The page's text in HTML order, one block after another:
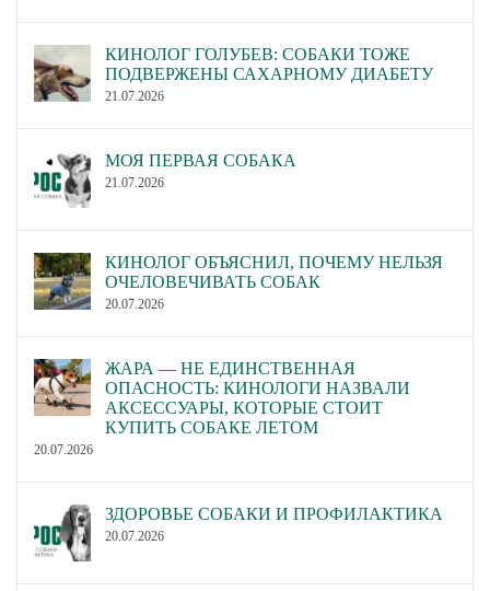
КИНОЛОГ ГОЛУБЕВ: СОБАКИ ТОЖЕ
ПОДВЕРЖЕНЫ САХАРНОМУ ДИАБЕТУ
21.07.2026
МОЯ ПЕРВАЯ СОБАКА
21.07.2026
КИНОЛОГ ОБЪЯСНИЛ, ПОЧЕМУ НЕЛЬЗЯ
ОЧЕЛОВЕЧИВАТЬ СОБАК
20.07.2026
ЖАРА — НЕ ЕДИНСТВЕННАЯ
ОПАСНОСТЬ: КИНОЛОГИ НАЗВАЛИ
АКСЕССУАРЫ, КОТОРЫЕ СТОИТ
КУПИТЬ СОБАКЕ ЛЕТОМ
20.07.2026
ЗДОРОВЬЕ СОБАКИ И ПРОФИЛАКТИКА
20.07.2026